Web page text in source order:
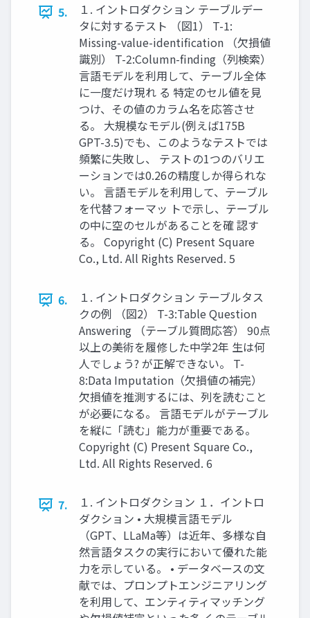
5.
１. イントロダクション テーブルデー
タに対するテスト （図1） T-1:
Missing-value-identification （欠損値
識別） T-2:Column-finding（列検索）
言語モデルを利用して、テーブル全体
に一度だけ現れ る 特定のセル値を見
つけ、その値のカラム名を応答させ
る。 大規模なモデル(例えば175B
GPT-3.5)でも、このようなテストでは
頻繁に失敗し、 テストの1つのバリエ
ーションでは0.26の精度しか得られな
い。 言語モデルを利用して、テーブル
を代替フォーマッ トで示し、テーブル
の中に空のセルがあることを確 認す
る。 Copyright (C) Present Square
Co., Ltd. All Rights Reserved. 5
6.
１. イントロダクション テーブルタス
クの例 （図2） T-3:Table Question
Answering （テーブル質問応答） 90点
以上の美術を履修した中学2年 生は何
人でしょう? が正解できない。 T-
8:Data Imputation（欠損値の補完）
欠損値を推測するには、列を読むこと
が必要になる。 言語モデルがテーブル
を縦に「読む」能力が重要である。
Copyright (C) Present Square Co.,
Ltd. All Rights Reserved. 6
7.
１. イントロダクション １．イントロ
ダクション • 大規模言語モデル
（GPT、LLaMa等）は近年、多様な自
然言語タスクの実行において優れた能
力を示している。 • データベースの文
献では、プロンプトエンジニアリング
を利用して、エンティティマッチング